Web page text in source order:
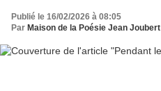
Publié le 16/02/2026 à 08:05
Par Maison de la Poésie Jean Joubert